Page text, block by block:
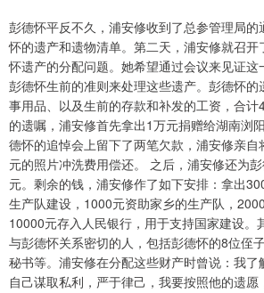
彭德怀平反不久，浦安修收到了总参管理局
怀的遗产和遗物清单。第二天，浦安修就召
怀遗产的分配问题。她希望通过会议来见证这
彭德怀生前的准则来处理这些遗产。彭德怀
事用品、以及生前的存款和补发的工资，合
的遗嘱，浦安修首先拿出1万元捐赠给湖南浏
德怀的追悼会上留下了两笔欠款，浦安修亲
元的照片冲洗费用偿还。 之后，浦安修还为
元。剩余的钱，浦安修作了如下安排：拿出
生产队建设，1000元资助家乡的生产队，
10000元存入人民银行，用于支持国家建设。
与彭德怀关系密切的人，包括彭德怀的8位侄
秘书等。浦安修在分配这些财产时曾说：我了
自己谋取私利，严于律己，我要按照他的遗愿